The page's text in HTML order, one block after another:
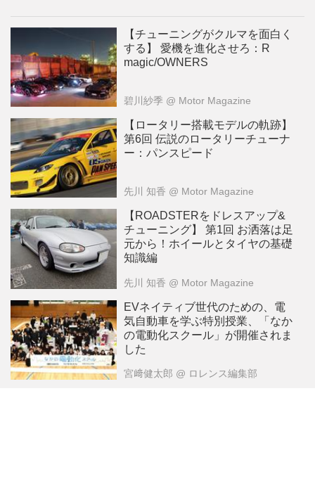
【チューニングがクルマを面白く
する】 愛機を進化させろ：R
magic/OWNERS
碧川紗季 @ Motor Magazine
【ロータリー搭載モデルの軌跡】
第6回 伝説のロータリーチューナ
ー：パンスピード
先川 知香 @ Motor Magazine
【ROADSTERをドレスアップ&
チューニング】 第1回 お洒落は足
元から！ホイールとタイヤの基礎
知識編
先川 知香 @ Motor Magazine
EVネイティブ世代のための、電
気自動車を学ぶ特別授業、「なか
の電動化スクール」が開催されま
した
宮﨑健太郎 @ ロレンス編集部